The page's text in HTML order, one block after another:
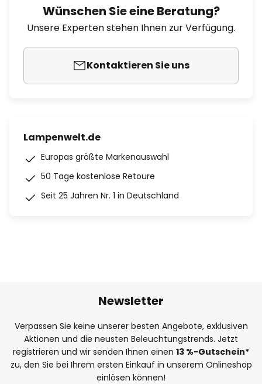
Wünschen Sie eine Beratung?
Unsere Experten stehen Ihnen zur Verfügung.
Kontaktieren Sie uns
Lampenwelt.de
Europas größte Markenauswahl
50 Tage kostenlose Retoure
Seit 25 Jahren Nr. 1 in Deutschland
Newsletter
Verpassen Sie keine unserer besten Angebote, exklusiven
Aktionen und die neusten Beleuchtungstrends. Jetzt
registrieren und wir senden Ihnen einen 13 %-Gutschein*
zu, den Sie bei Ihrem ersten Einkauf in unserem Onlineshop
einlösen können!